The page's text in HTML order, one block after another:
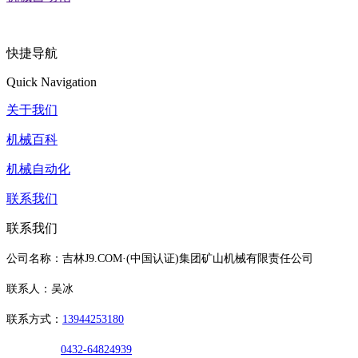
快捷导航
Quick Navigation
关于我们
机械百科
机械自动化
联系我们
联系我们
公司名称：吉林J9.COM·(中国认证)集团矿山机械有限责任公司
联系人：吴冰
联系方式： 13944253180
0432-64824939